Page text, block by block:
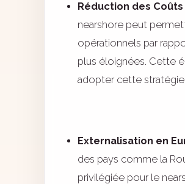
Réduction des
nearshore peut
opérationnels par
plus éloignées. Cette
adopter cette stratégie.
Externalisation en
des pays comme la
privilégiée pour le